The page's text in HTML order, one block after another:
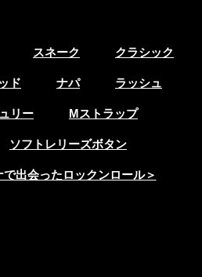
スネーク クラシック
ド ナパ ラッシュ
リー Mストラップ
ソフトレリーズボタン
出会ったロックンロール＞